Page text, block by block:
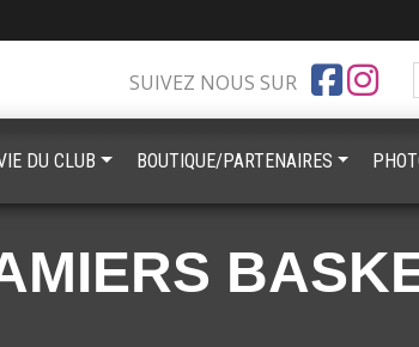
SUIVEZ NOUS SUR
DU CLUB BOUTIQUE/PARTENAIRES